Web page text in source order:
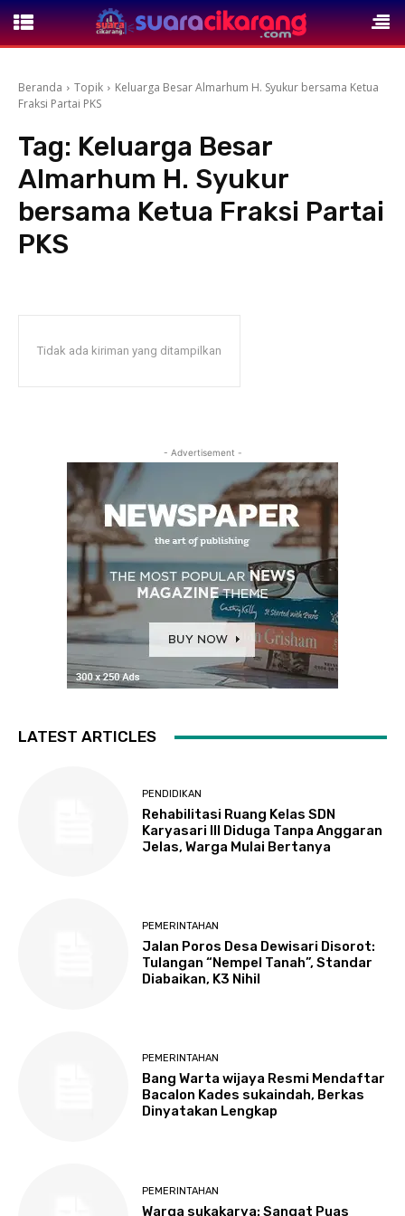
Beranda Topik
Keluarga Besar Almarhum H. Syukur bersama Ketua
Fraksi Partai PKS
Tag: Keluarga Besar
Almarhum H. Syukur
bersama Ketua Fraksi Partai
PKS
Tidak ada kiriman yang ditampilkan
- Advertisement -
LATEST ARTICLES
PENDIDIKAN
Rehabilitasi Ruang Kelas SDN
Karyasari III Diduga Tanpa Anggaran
Jelas, Warga Mulai Bertanya
PEMERINTAHAN
Jalan Poros Desa Dewisari Disorot:
Tulangan “Nempel Tanah”, Standar
Diabaikan, K3 Nihil
PEMERINTAHAN
Bang Warta wijaya Resmi Mendaftar
Bacalon Kades sukaindah, Berkas
Dinyatakan Lengkap
PEMERINTAHAN
Warga sukakarya: Sangat Puas